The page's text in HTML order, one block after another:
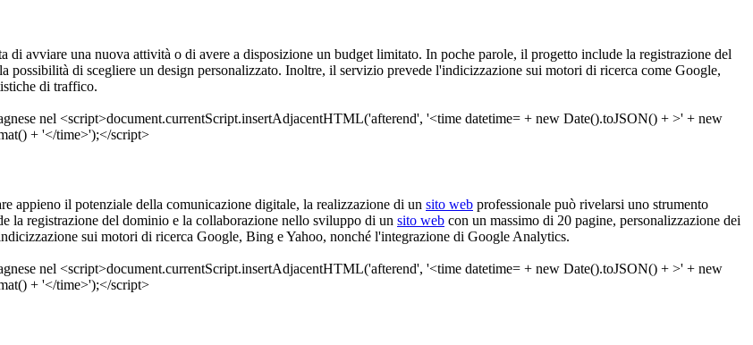
avviare una nuova attività o di avere a disposizione un budget limitato. In poche parole, il progetto include la registrazione del
possibilità di scegliere un design personalizzato. Inoltre, il servizio prevede l'indicizzazione sui motori di ricerca come Google,
di traffico.
appieno il potenziale della comunicazione digitale, la realizzazione di un sito web professionale può rivelarsi uno strumento
la registrazione del dominio e la collaborazione nello sviluppo di un sito web con un massimo di 20 pagine, personalizzazione dei
sui motori di ricerca Google, Bing e Yahoo, nonché l'integrazione di Google Analytics.